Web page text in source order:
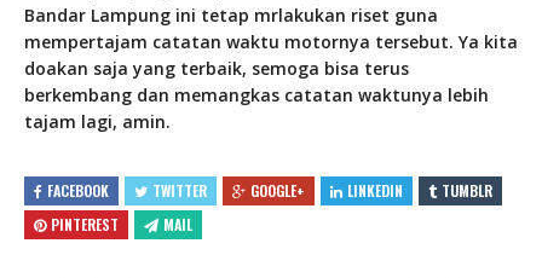
Bandar Lampung ini tetap mrlakukan riset guna
mempertajam catatan waktu motornya tersebut. Ya kita
doakan saja yang terbaik, semoga bisa terus
berkembang dan memangkas catatan waktunya lebih
tajam lagi, amin.
FACEBOOK TWITTER GOOGLE+ LINKEDIN
TUMBLR
PINTEREST
MAIL